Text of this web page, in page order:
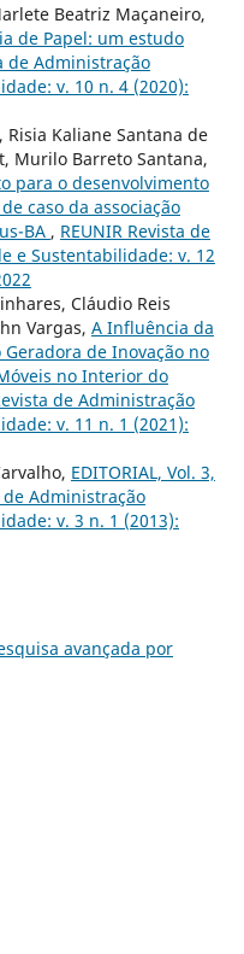
Beatriz Maçaneiro,
de Papel: um estudo
de Administração
v. 10 n. 4 (2020):
Kaliane Santana de
Murilo Barreto Santana,
para o desenvolvimento
caso da associação
BA , REUNIR Revista de
e Sustentabilidade: v. 12
Cláudio Reis
Vargas, A Influência da
de Inovação no
no Interior do
de Administração
v. 11 n. 1 (2021):
EDITORIAL, Vol. 3,
de Administração
v. 3 n. 1 (2013):
avançada por